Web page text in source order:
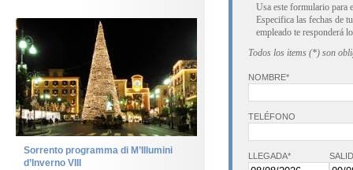
Usa este formulario para
Especifica las fechas de
empleado te responderá
Todos los items (*) son
NOMBRE*
TELÉFONO
LLEGADA*
Sorrento programma di M’Illumini
d’Inverno VIII